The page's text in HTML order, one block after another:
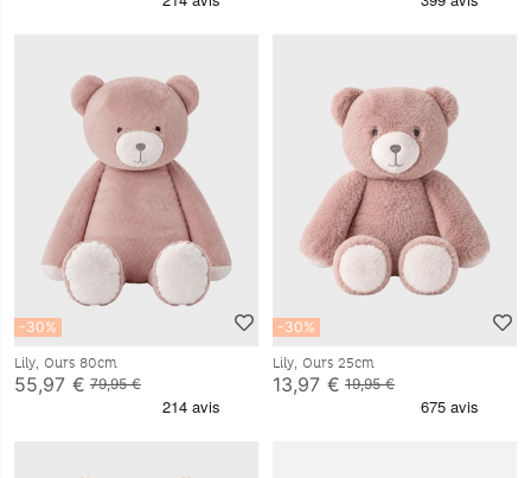
-30%
Lily, Ours 80cm
55,97 € 79,95 €
-30%
Lily, Ours 25cm
13,97 € 19,95 €